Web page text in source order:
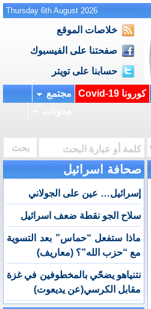
Thursday 6th August 2026
خلاصات الموقع
صفحتنا على الفيسبوك
حسابنا على تويتر
كورونا Covid-19
مجتمع
صحافة اسرائيل
إسرائيل… عين على الجولاني
سلاح الجو نقطة ضعف اسرائيل
ماذا ستفعل “حماس” بعد التسوية
مع “حزب الله”؟ (معاريف)
نتنياهو يضحّي بالمخطوفين في غزة
مقابل الكرسي(عن يديعوت)